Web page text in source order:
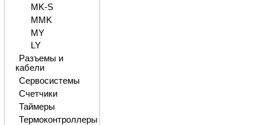
MK-S
MMK
MY
LY
Разъемы и
кабели
Сервосистемы
Счетчики
Таймеры
Термоконтроллеры